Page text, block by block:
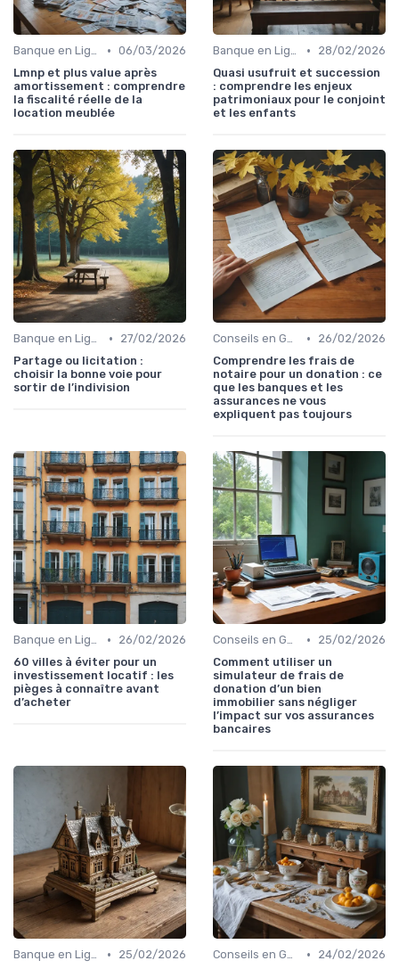
Banque en Ligne et Mobile • 06/03/2026
Lmnp et plus value après
amortissement : comprendre
la fiscalité réelle de la
location meublée
Banque en Ligne et Mobile •
28/02/2026
Quasi usufruit et succession
: comprendre les enjeux
patrimoniaux pour le conjoint
et les enfants
Banque en Ligne et Mobile •
27/02/2026
Partage ou licitation :
choisir la bonne voie pour
sortir de l’indivision
Conseils en Gestion de Patrimoine •
26/02/2026
Comprendre les frais de
notaire pour un donation : ce
que les banques et les
assurances ne vous
expliquent pas toujours
Banque en Ligne et Mobile •
26/02/2026
60 villes à éviter pour un
investissement locatif : les
pièges à connaître avant
d’acheter
Conseils en Gestion de Patrimoine •
25/02/2026
Comment utiliser un
simulateur de frais de
donation d’un bien
immobilier sans négliger
l’impact sur vos assurances
bancaires
Banque en Ligne et Mobile •
25/02/2026
Conseils en Gestion de Patrimoine •
24/02/2026